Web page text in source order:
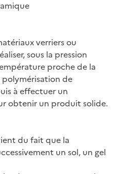
verriers ou
sous la pression
proche de la
de
à effectuer un
obtenir un produit solide.
du fait que la
un sol, un gel